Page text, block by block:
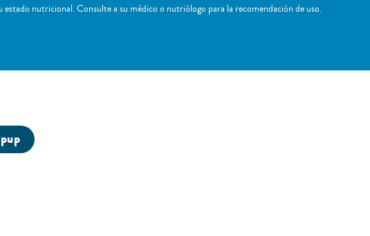
nutricional. Consulte a su médico o nutriólogo para la recomendación de uso.